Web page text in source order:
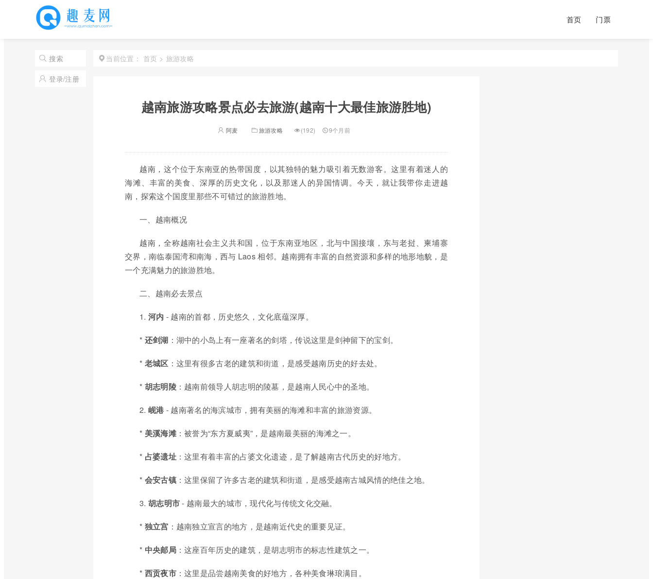
首页 门票
搜索
登录/注册
当前位置： 首页 > 旅游攻略
越南旅游攻略景点必去旅游(越南十大最佳旅游胜地)
阿麦 旅游攻略 (192) 9个月前
越南，这个位于东南亚的热带国度，以其独特的魅力吸引着无数游客。这里有着迷人的
海滩、丰富的美食、深厚的历史文化，以及那迷人的异国情调。今天，就让我带你走进越
南，探索这个国度里那些不可错过的旅游胜地。
一、越南概况
越南，全称越南社会主义共和国，位于东南亚地区，北与中国接壤，东与老挝、柬埔寨
交界，南临泰国湾和南海，西与 Laos 相邻。越南拥有丰富的自然资源和多样的地形地貌，是
一个充满魅力的旅游胜地。
二、越南必去景点
1. 河内 - 越南的首都，历史悠久，文化底蕴深厚。
* 还剑湖 ：湖中的小岛上有一座著名的剑塔，传说这里是剑神留下的宝剑。
* 老城区 ：这里有很多古老的建筑和街道，是感受越南历史的好去处。
* 胡志明陵：越南前领导人胡志明的陵墓，是越南人民心中的圣地。
2. 岘港 - 越南著名的海滨城市，拥有美丽的海滩和丰富的旅游资源。
* 美溪海滩：被誉为“东方夏威夷”，是越南最美丽的海滩之一。
* 占婆遗址：这里有着丰富的占婆文化遗迹，是了解越南古代历史的好地方。
* 会安古镇：这里保留了许多古老的建筑和街道，是感受越南古城风情的绝佳之地。
3. 胡志明市- 越南最大的城市，现代化与传统文化交融。
* 独立宫 ：越南独立宣言的地方，是越南近代史的重要见证。
* 中央邮局：这座百年历史的建筑，是胡志明市的标志性建筑之一。
* 西贡夜市：这里是品尝越南美食的好地方，各种美食琳琅满目。